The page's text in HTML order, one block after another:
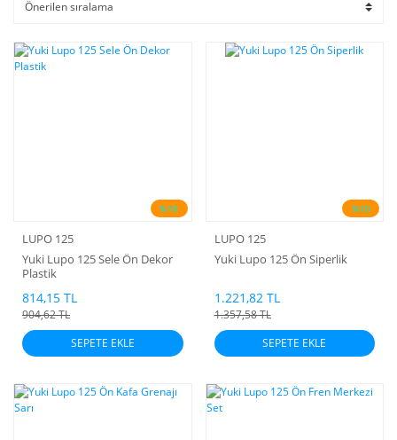
%10
LUPO 125
Yuki Lupo 125 Sele Ön Dekor
Plastik
814,15 TL
904,62 TL
SEPETE EKLE
%10
LUPO 125
Yuki Lupo 125 Ön Siperlik
1.221,82 TL
1.357,58 TL
SEPETE EKLE